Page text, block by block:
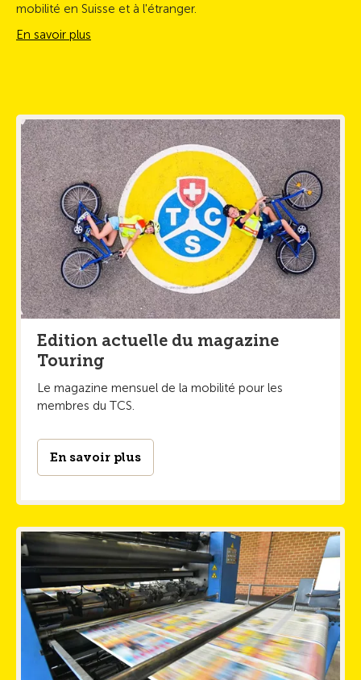
mobilité en Suisse et à l'étranger.
En savoir plus
Edition actuelle du magazine
Touring
Le magazine mensuel de la mobilité pour les
membres du TCS.
En savoir plus